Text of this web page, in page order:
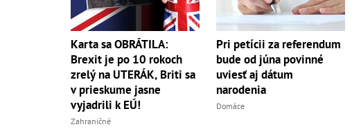
Karta sa OBRÁTILA:
Brexit je po 10 rokoch
zrelý na UTERÁK, Briti sa
v prieskume jasne
vyjadrili k EÚ!
Zahraničné
Pri petícii za referendum
bude od júna povinné
uviesť aj dátum
narodenia
Domáce